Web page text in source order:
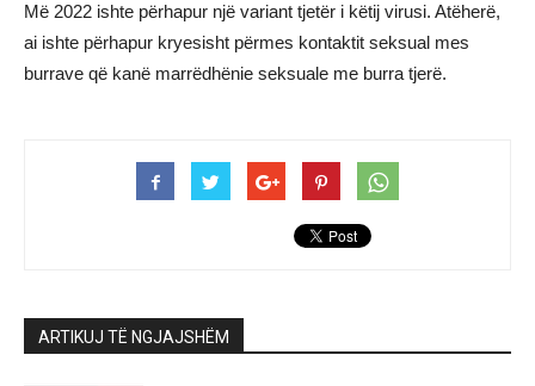
Më 2022 ishte përhapur një variant tjetër i këtij virusi. Atëherë,
ai ishte përhapur kryesisht përmes kontaktit seksual mes
burrave që kanë marrëdhënie seksuale me burra tjerë.
ARTIKUJ TË NGJAJSHËM